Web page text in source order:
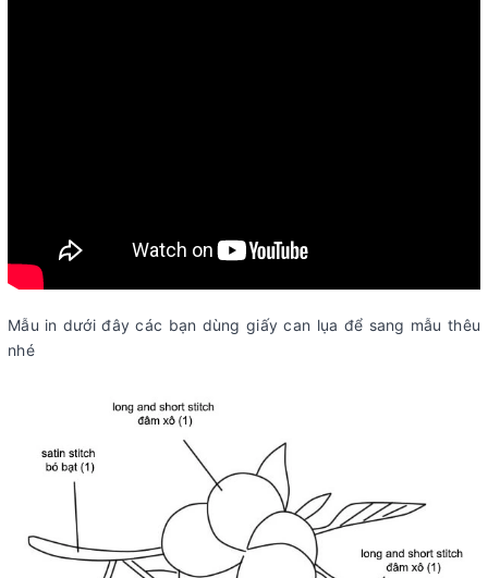
Mẫu in dưới đây các bạn dùng giấy can lụa để sang mẫu thêu
nhé